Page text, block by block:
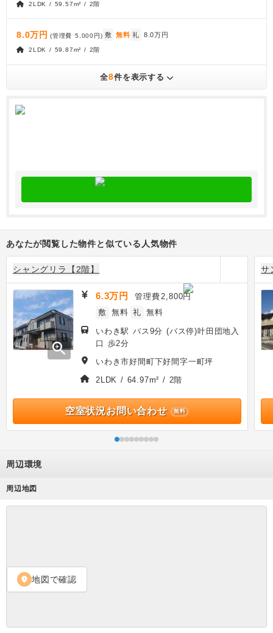
2LDK / 59.57m² / 2階
8.0万円 (管理費 5,000円) 敷 無料 礼 8.0万円
2LDK / 59.87m² / 2階
全8件を表示する
あなたが閲覧した物件と似ている人気物件
シャングリラ【2階】
zoom_in
6.3万円 管理費 2,800円
敷 無料 礼 無料
いわき駅 バス9分 (バス停)叶田団地入
口 歩2分
いわき市好間町下好間字一町坪
2LDK / 64.97m² / 2階
空室状況お問い合わせ 無料
サ
周辺環境
周辺地図
location_on 地図で確認